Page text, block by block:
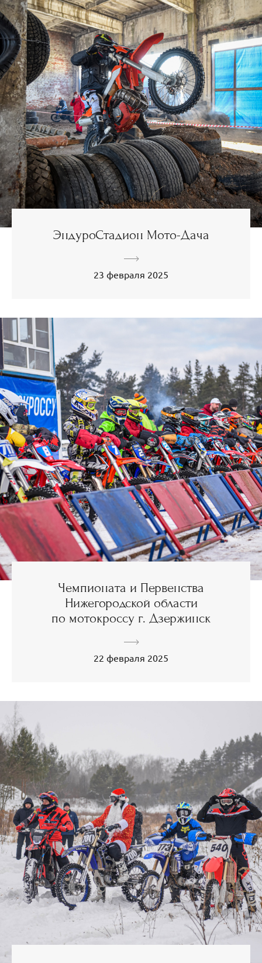
ЭндуроСтадион Мото-Дача
23 февраля 2025
Чемпионата и Первенства
Нижегородской области
по мотокроссу г. Дзержинск
22 февраля 2025